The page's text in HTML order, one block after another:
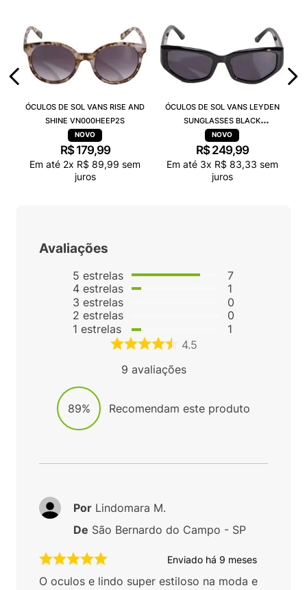
ÓCULOS DE SOL VANS RISE AND
SHINE VN000HEEP2S
R$ 179,99
Em até 2x R$ 89,99 sem
juros
ÓCULOS DE SOL VANS LEYDEN
SUNGLASSES BLACK
VN000T0CBLK
R$ 249,99
Em até 3x R$ 83,33 sem
juros
Avaliações
5 estrelas
4 estrelas
3 estrelas
2 estrelas
1 estrelas
7
1
0
0
1
4.5
9 avaliações
89% Recomendam este produto
Enviado há 9 meses
O oculos e lindo super estiloso na moda e
Por Lindomara M.
De São Bernardo do Campo - SP